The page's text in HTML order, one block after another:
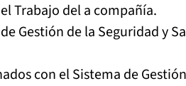
Trabajo del a compañía.
Gestión de la Seguridad y
con el Sistema de